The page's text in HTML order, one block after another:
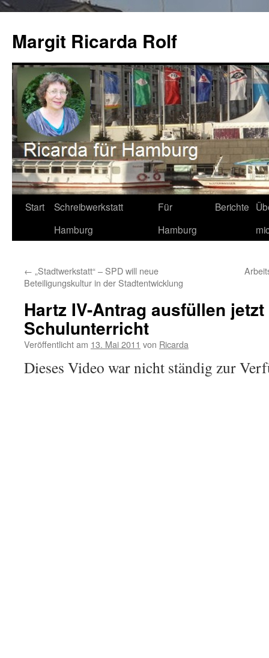
springen
Margit Ricarda Rolf
Start
Schreibwerkstatt
Hamburg
Für
Hamburg
Berichte
← „Stadtwerkstatt“ – SPD will neue
Beteiligungskultur in der Stadtentwicklung
Hartz IV-Antrag ausfüllen
Schulunterricht
Veröffentlicht am 13. Mai 2011 von Ricarda
Dieses Video war nicht ständig zur